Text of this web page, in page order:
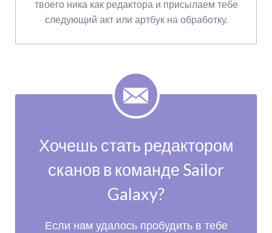
твоего ника как редактора и присылаем тебе
следующий акт или артбук на обработку.
Хочешь стать редактором
сканов в команде Sailor
Galaxy?
Если нам удалось пробудить в тебе